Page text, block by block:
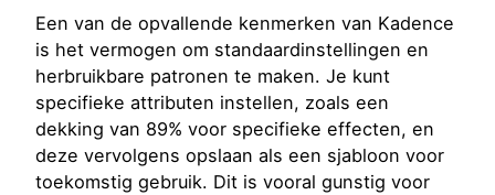
Een van de opvallende kenmerken van Kadence
is het vermogen om standaardinstellingen en
herbruikbare patronen te maken. Je kunt
specifieke attributen instellen, zoals een
dekking van 89% voor specifieke effecten, en
deze vervolgens opslaan als een sjabloon voor
toekomstig gebruik. Dit is vooral gunstig voor